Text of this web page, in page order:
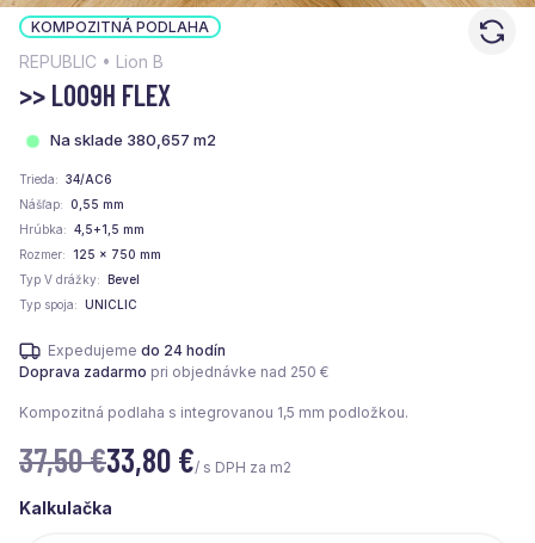
KOMPOZITNÁ PODLAHA
REPUBLIC • Lion B
>> L009H FLEX
Na sklade 380,657 m2
Trieda
34/AC6
Nášľap
0,55 mm
Hrúbka
4,5+1,5 mm
Rozmer
125 x 750 mm
Typ V drážky
Bevel
Typ spoja
UNICLIC
Expedujeme do 24 hodín
Doprava zadarmo pri objednávke nad 250 €
Kompozitná podlaha s integrovanou 1,5 mm podložkou.
37,50 €33,80 €/ s DPH za m2
Kalkulačka